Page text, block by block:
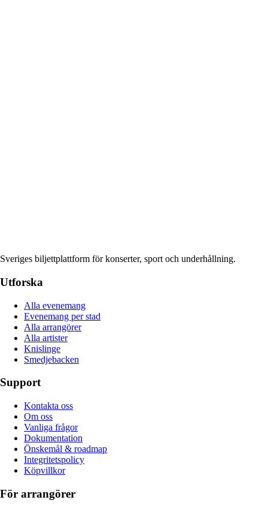
Sveriges biljettplattform för konserter, sport och underhållning.
Utforska
Alla evenemang
Evenemang per stad
Alla arrangörer
Alla artister
Knislinge
Smedjebacken
Support
Kontakta oss
Om oss
Vanliga frågor
Dokumentation
Önskemål & roadmap
Integritetspolicy
Köpvillkor
För arrangörer